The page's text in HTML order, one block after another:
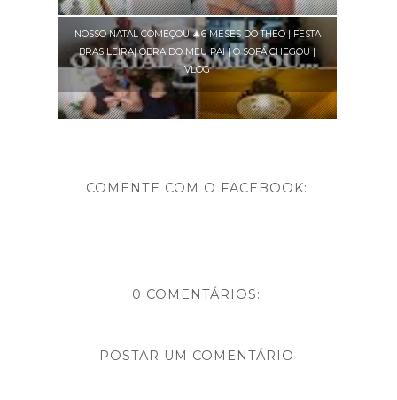
NOSSO NATAL COMEÇOU 🎄6 MESES DO THEO | FESTA
BRASILEIRA| OBRA DO MEU PAI | O SOFÁ CHEGOU |
VLOG
COMENTE COM O FACEBOOK:
0 COMENTÁRIOS:
POSTAR UM COMENTÁRIO